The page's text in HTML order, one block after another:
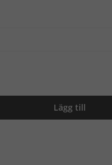
Lägg till